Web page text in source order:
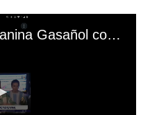
El mal momento de Yanina Gasañol con un hincha argentino en "Subrayado"